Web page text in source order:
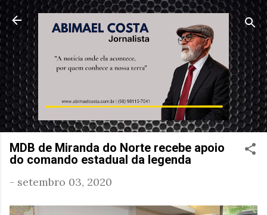
Pular para o conteúdo principal
MDB de Miranda do Norte recebe apoio
do comando estadual da legenda
- setembro 03, 2020